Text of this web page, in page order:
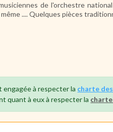
de l'orchestre
.... Quelques pièces
engagée à respecter la charte
quant à eux à respecter la